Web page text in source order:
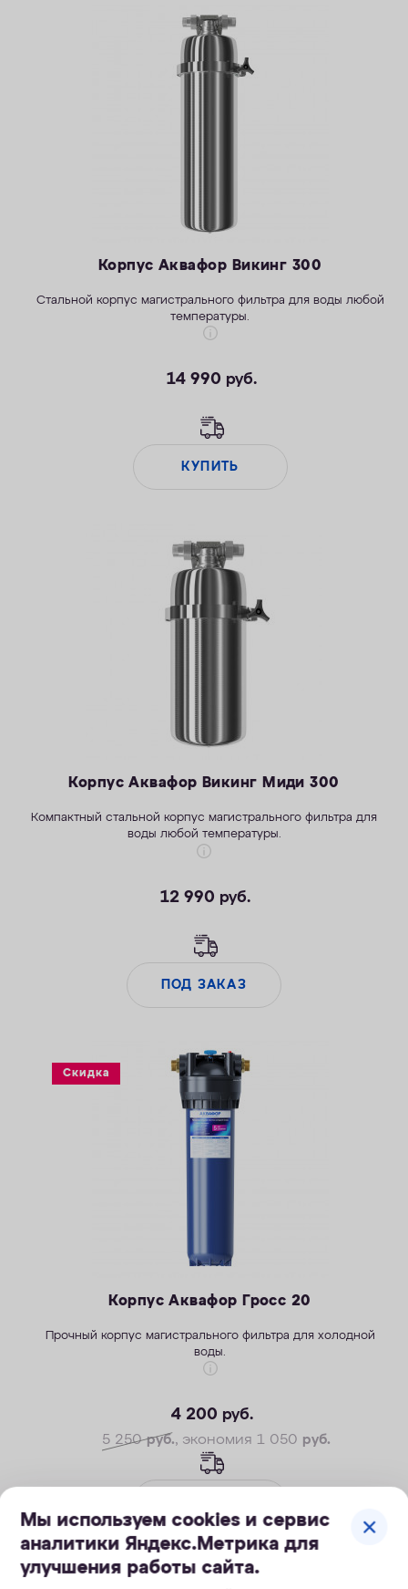
Корпус Аквафор Викинг 300
Стальной корпус магистрального фильтра для воды любой
температуры.
14 990 руб.
КУПИТЬ
Корпус Аквафор Викинг Миди 300
Компактный стальной корпус магистрального фильтра для
воды любой температуры.
12 990 руб.
ПОД ЗАКАЗ
Скидка
Корпус Аквафор Гросс 20
Прочный корпус магистрального фильтра для холодной
воды.
4 200 руб.
5 250руб., экономия 1 050 руб.
Мы используем cookies и сервис
аналитики Яндекс.Метрика для
улучшения работы сайта.